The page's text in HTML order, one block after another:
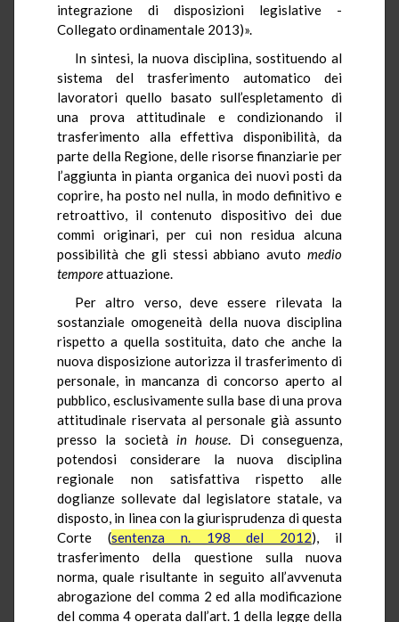
integrazione di disposizioni legislative -
Collegato ordinamentale 2013)».
In sintesi, la nuova disciplina, sostituendo al
sistema del trasferimento automatico dei
lavoratori quello basato sull’espletamento di
una prova attitudinale e condizionando il
trasferimento alla effettiva disponibilità, da
parte della Regione, delle risorse finanziarie per
l’aggiunta in pianta organica dei nuovi posti da
coprire, ha posto nel nulla, in modo definitivo e
retroattivo, il contenuto dispositivo dei due
commi originari, per cui non residua alcuna
possibilità che gli stessi abbiano avuto medio
temporeattuazione.
Per altro verso, deve essere rilevata la
sostanziale omogeneità della nuova disciplina
rispetto a quella sostituita, dato che anche la
nuova disposizione autorizza il trasferimento di
personale, in mancanza di concorso aperto al
pubblico, esclusivamente sulla base di una prova
attitudinale riservata al personale già assunto
presso la società in house. Di conseguenza,
potendosi considerare la nuova disciplina
regionale non satisfattiva rispetto alle
doglianze sollevate dal legislatore statale, va
disposto, in linea con la giurisprudenza di questa
Corte (sentenza n. 198 del 2012), il
trasferimento della questione sulla nuova
norma, quale risultante in seguito all’avvenuta
abrogazione del comma 2 ed alla modificazione
del comma 4 operata dall’art. 1 della legge della